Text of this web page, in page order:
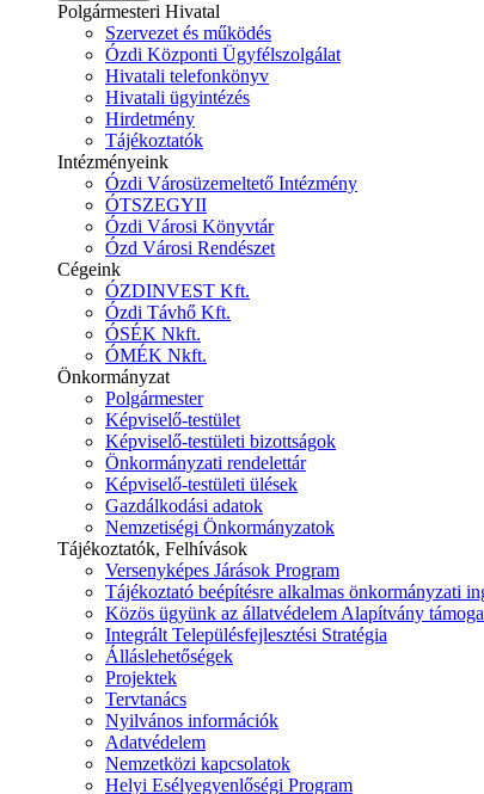
Polgármesteri Hivatal
Szervezet és működés
Ózdi Központi Ügyfélszolgálat
Hivatali telefonkönyv
Hivatali ügyintézés
Hirdetmény
Tájékoztatók
Intézményeink
Ózdi Városüzemeltető Intézmény
ÓTSZEGYII
Ózdi Városi Könyvtár
Ózd Városi Rendészet
Cégeink
ÓZDINVEST Kft.
Ózdi Távhő Kft.
ÓSÉK Nkft.
ÓMÉK Nkft.
Önkormányzat
Polgármester
Képviselő-testület
Képviselő-testületi bizottságok
Önkormányzati rendelettár
Képviselő-testületi ülések
Gazdálkodási adatok
Nemzetiségi Önkormányzatok
Tájékoztatók, Felhívások
Versenyképes Járások Program
Tájékoztató beépítésre alkalmas önkormányzati
Közös ügyünk az állatvédelem Alapítvány
Integrált Településfejlesztési Stratégia
Álláslehetőségek
Projektek
Tervtanács
Nyilvános információk
Adatvédelem
Nemzetközi kapcsolatok
Helyi Esélyegyenlőségi Program